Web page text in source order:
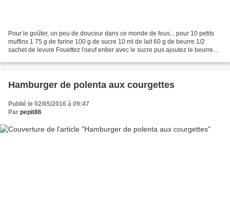
Pour le goûter, un peu de douceur dans ce monde de fous... pour 10 petits
muffins 1 75 g de farine 100 g de sucre 10 ml de lait 60 g de beurre 1/2
sachet de levure Fouettez l'oeuf entier avec le sucre pus ajoutez le beurre
Hamburger de polenta aux courgettes
Publié le 02/05/2016 à 09:47
Par pepit86